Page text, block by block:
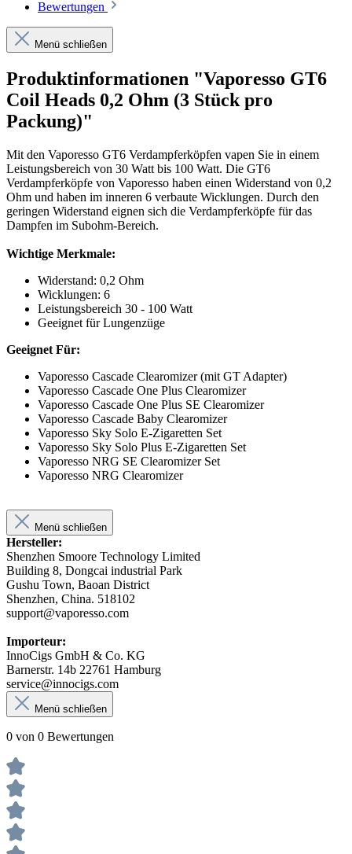
Bewertungen
Menü schließen
Produktinformationen "Vaporesso GT6
Coil Heads 0,2 Ohm (3 Stück pro
Packung)"
Mit den Vaporesso GT6 Verdampferköpfen vapen Sie in einem
Leistungsbereich von 30 Watt bis 100 Watt. Die GT6
Verdampferköpfe von Vaporesso haben einen Widerstand von 0,2
Ohm und haben im inneren 6 verbaute Wicklungen. Durch den
geringen Widerstand eignen sich die Verdampferköpfe für das
Dampfen im Subohm-Bereich.
Wichtige Merkmale:
Widerstand: 0,2 Ohm
Wicklungen: 6
Leistungsbereich 30 - 100 Watt
Geeignet für Lungenzüge
Geeignet Für:
Vaporesso Cascade Clearomizer (mit GT Adapter)
Vaporesso Cascade One Plus Clearomizer
Vaporesso Cascade One Plus SE Clearomizer
Vaporesso Cascade Baby Clearomizer
Vaporesso Sky Solo E-Zigaretten Set
Vaporesso Sky Solo Plus E-Zigaretten Set
Vaporesso NRG SE Clearomizer Set
Vaporesso NRG Clearomizer
Menü schließen
Hersteller:
Shenzhen Smoore Technology Limited
Building 8, Dongcai industrial Park
Gushu Town, Baoan District
Shenzhen, China. 518102
support@vaporesso.com
Importeur:
InnoCigs GmbH & Co. KG
Barnerstr. 14b 22761 Hamburg
service@innocigs.com
Menü schließen
0 von 0 Bewertungen